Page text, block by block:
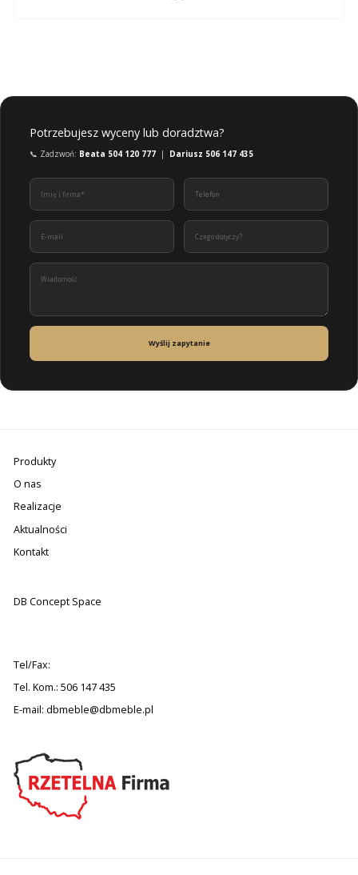
Potrzebujesz wyceny lub doradztwa?
📞 Zadzwoń: Beata 504 120 777 | Dariusz 506 147 435
Wyślij zapytanie
Produkty
O nas
Realizacje
Aktualności
Kontakt
DB Concept Space
Tel/Fax:
Tel. Kom.: 506 147 435
E-mail: dbmeble@dbmeble.pl